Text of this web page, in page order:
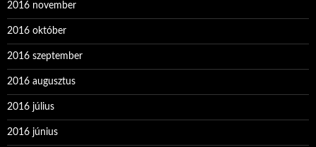
2016 november
2016 október
2016 szeptember
2016 augusztus
2016 július
2016 június